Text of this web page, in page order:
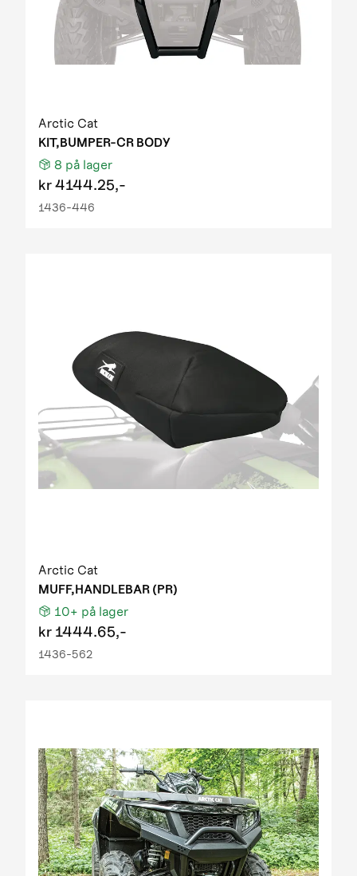
Arctic Cat
KIT,BUMPER-CR BODY
8 på lager
kr4144.25,-
1436-446
Arctic Cat
MUFF,HANDLEBAR (PR)
10+ på lager
kr 1444.65,-
1436-562